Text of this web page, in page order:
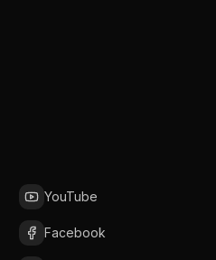
YouTube
Facebook